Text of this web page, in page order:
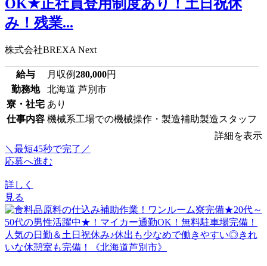
OK★正社員登用制度あり！土日祝休
み！残業...
株式会社BREXA Next
給与 月収例280,000円
勤務地
北海道 芦別市
寮・社宅 あり
仕事内容 機械系工場での機械操作・製造補助製造スタッフ
詳細を表示
＼最短45秒で完了／
応募へ進む
詳しく
見る